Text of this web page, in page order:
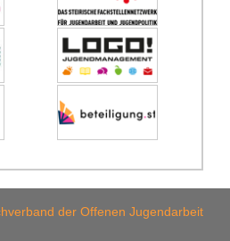
der Offenen Jugendarbeit